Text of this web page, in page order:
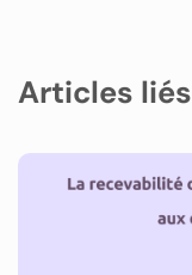
Articles liés